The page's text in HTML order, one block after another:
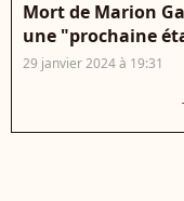
Mort de Marion
une "prochaine
29 janvier 2024 à 19:31